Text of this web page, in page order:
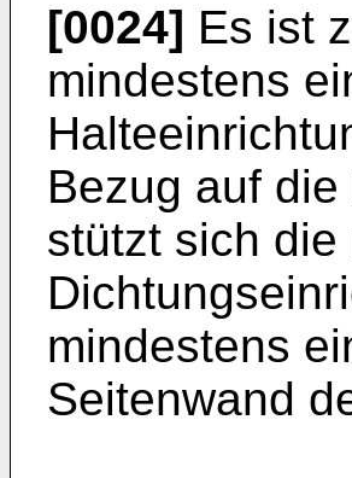
[0024] Es ist
mindestens
Bezug auf
stützt sich
mindestens
Seitenwand